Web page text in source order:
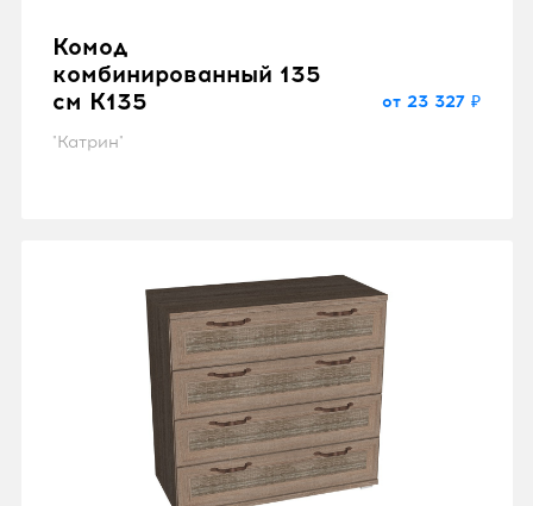
Комод
комбинированный 135
см K135
"Катрин"
от 23 327 ₽